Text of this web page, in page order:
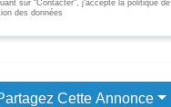
sur "Contacter", j'accepte la politique de
des données
Cette Annonce